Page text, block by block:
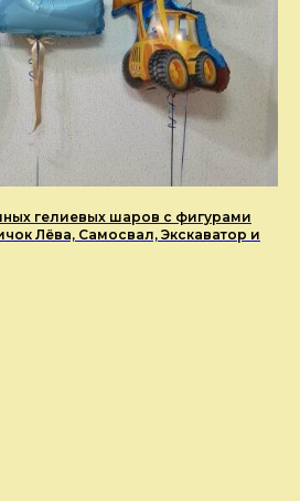
гелиевых шаров с фигурами
Лёва, Самосвал, Экскаватор и